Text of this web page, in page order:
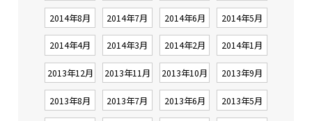
2014年8月 2014年7月 2014年6月 2014年5月
2014年4月 2014年3月 2014年2月 2014年1月
2013年12月 2013年11月 2013年10月 2013年9月
2013年8月 2013年7月 2013年6月 2013年5月